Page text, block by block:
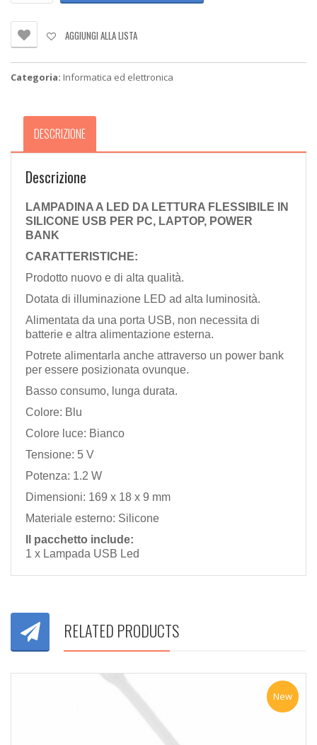
FLESSIBILE
USB
AGGIUNGI ALLA LISTA
Categoria: Informatica ed elettronica
DESCRIZIONE
Descrizione
LAMPADINA A LED DA LETTURA FLESSIBILE IN
SILICONE USB PER PC, LAPTOP, POWER
BANK
CARATTERISTICHE:
Prodotto nuovo e di alta qualità.
Dotata di illuminazione LED ad alta luminosità.
Alimentata da una porta USB, non necessita di
batterie e altra alimentazione esterna.
Potrete alimentarla anche attraverso un power bank
per essere posizionata ovunque.
Basso consumo, lunga durata.
Colore: Blu
Colore luce: Bianco
Tensione: 5 V
Potenza: 1.2 W
Dimensioni: 169 x 18 x 9 mm
Materiale esterno: Silicone
Il pacchetto include:
1 x Lampada USB Led
RELATED PRODUCTS
New